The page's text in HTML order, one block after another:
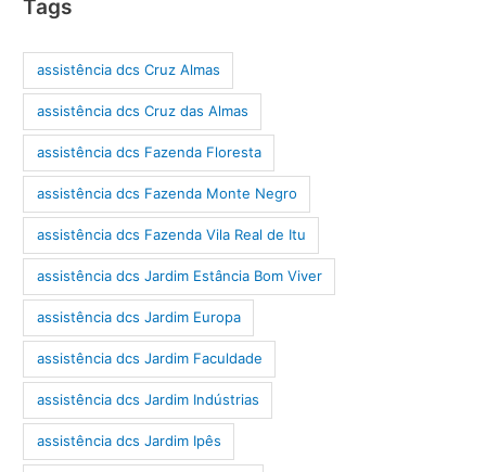
Tags
assistência dcs Cruz Almas
assistência dcs Cruz das Almas
assistência dcs Fazenda Floresta
assistência dcs Fazenda Monte Negro
assistência dcs Fazenda Vila Real de Itu
assistência dcs Jardim Estância Bom Viver
assistência dcs Jardim Europa
assistência dcs Jardim Faculdade
assistência dcs Jardim Indústrias
assistência dcs Jardim Ipês